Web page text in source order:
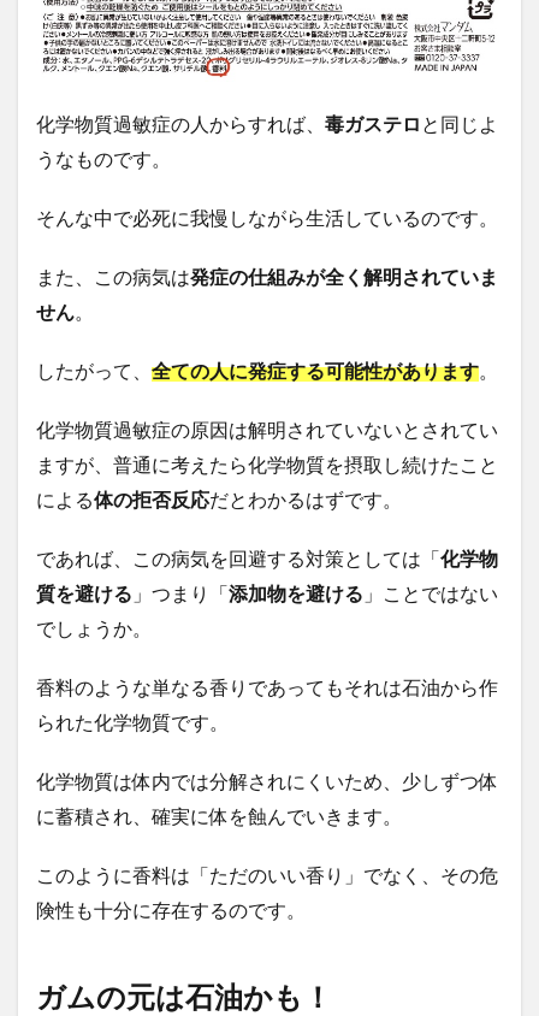
化学物質過敏症の人からすれば、 毒ガステロ と同じよ
うなものです。
そんな中で必死に我慢しながら生活しているのです。
また、この病気は発症の仕組みが全く解明されていま
せん。
したがって、 全ての人に発症する可能性があります。
化学物質過敏症の原因は解明されていないとされてい
ますが、普通に考えたら化学物質を摂取し続けたこと
による体の拒否反応だとわかるはずです。
であれば、この病気を回避する対策としては「化学物
質を避ける 」つまり「添加物を避ける 」ことではない
でしょうか。
香料のような単なる香りであってもそれは石油から作
られた化学物質です。
化学物質は体内では分解されにくいため、少しずつ体
に蓄積され、確実に体を蝕んでいきます。
このように香料は「ただのいい香り」でなく、その危
険性も十分に存在するのです。
ガムの元は石油かも！